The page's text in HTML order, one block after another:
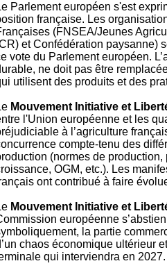
Parlement européen s'est
française. Les
(FNSEA/Jeunes
et Confédération paysanne)
vote du Parlement européen.
ne doit pas être
utilisent des produits et des
Mouvement Initiative et
l'Union européenne et les
à l’agriculture
compte-tenu des
(normes de
OGM, etc.). Les
ont contribué à faire
Mouvement Initiative et
européenne
la partie
chaos économique ultérieur
qui interviendra en 2027.